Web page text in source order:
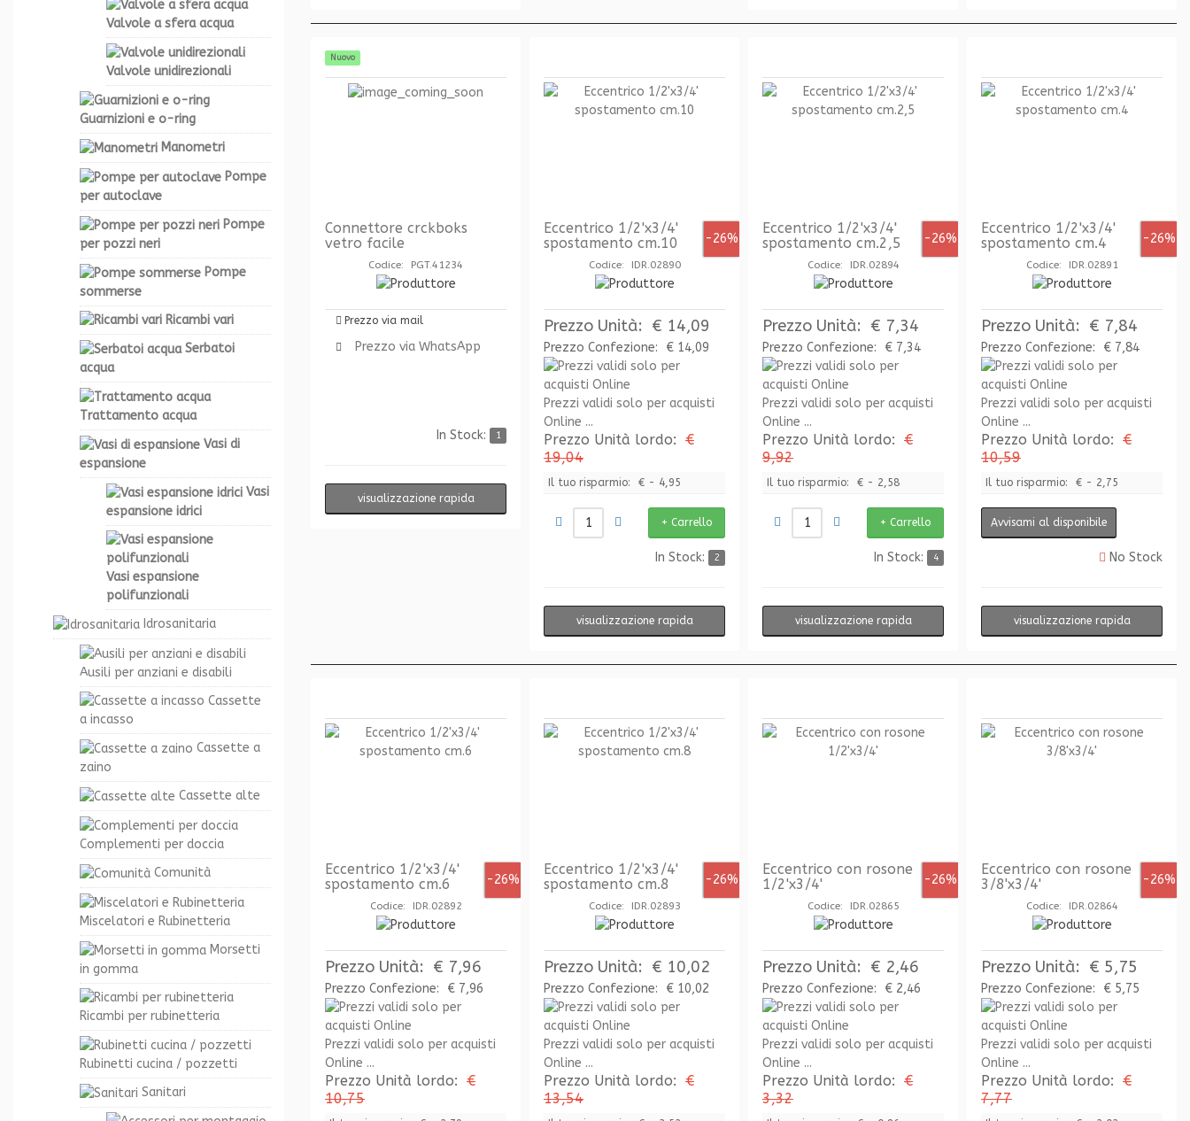
Nuovo
Connettore crckboks
vetro facile
Codice: PGT.41234
Prezzo via mail
Prezzo via WhatsApp
In Stock: 1
visualizzazione rapida
-26%
Eccentrico 1/2'x3/4'
spostamento cm.10
Codice: IDR.02890
Prezzo Unità: € 14,09
Prezzo Confezione: € 14,09
Prezzi validi solo per acquisti
Online ...
Prezzo Unità lordo: €
19,04
Il tuo risparmio: € - 4,95
In Stock: 2
visualizzazione rapida
-26%
Eccentrico 1/2'x3/4'
spostamento cm.2,5
Codice: IDR.02894
Prezzo Unità: € 7,34
Prezzo Confezione: € 7,34
Prezzi validi solo per acquisti
Online ...
Prezzo Unità lordo: €
9,92
Il tuo risparmio: € - 2,58
In Stock: 4
visualizzazione rapida
-26%
Eccentrico 1/2'x3/4'
spostamento cm.4
Codice: IDR.02891
Prezzo Unità: € 7,84
Prezzo Confezione: € 7,84
Prezzi validi solo per acquisti
Online ...
Prezzo Unità lordo: €
10,59
Il tuo risparmio: € - 2,75
Avvisami al disponibile
No Stock
visualizzazione rapida
-26%
Eccentrico 1/2'x3/4'
spostamento cm.6
Codice: IDR.02892
Prezzo Unità: € 7,96
Prezzo Confezione: € 7,96
Prezzi validi solo per acquisti
Online ...
Prezzo Unità lordo: €
10,75
-26%
Eccentrico 1/2'x3/4'
spostamento cm.8
Codice: IDR.02893
Prezzo Unità: € 10,02
Prezzo Confezione: € 10,02
Prezzi validi solo per acquisti
Online ...
Prezzo Unità lordo: €
13,54
-26%
Eccentrico con rosone
1/2'x3/4'
Codice: IDR.02865
Prezzo Unità: € 2,46
Prezzo Confezione: € 2,46
Prezzi validi solo per acquisti
Online ...
Prezzo Unità lordo: €
3,32
-26%
Eccentrico con rosone
3/8'x3/4'
Codice: IDR.02864
Prezzo Unità: € 5,75
Prezzo Confezione: € 5,75
Prezzi validi solo per acquisti
Online ...
Prezzo Unità lordo: €
7,77
Valvole a sfera acqua
Valvole unidirezionali
Guarnizioni e o-ring
Manometri
Pompe
per autoclave
Pompe
per pozzi neri
Pompe
sommerse
Ricambi vari
Serbatoi
acqua
Trattamento acqua
Vasi di
espansione
Vasi
espansione idrici
Vasi espansione
polifunzionali
Idrosanitaria
Ausili per anziani e disabili
Cassette
a incasso
Cassette a
zaino
Cassette alte
Complementi per doccia
Comunità
Miscelatori e Rubinetteria
Morsetti
in gomma
Ricambi per rubinetteria
Rubinetti cucina / pozzetti
Sanitari